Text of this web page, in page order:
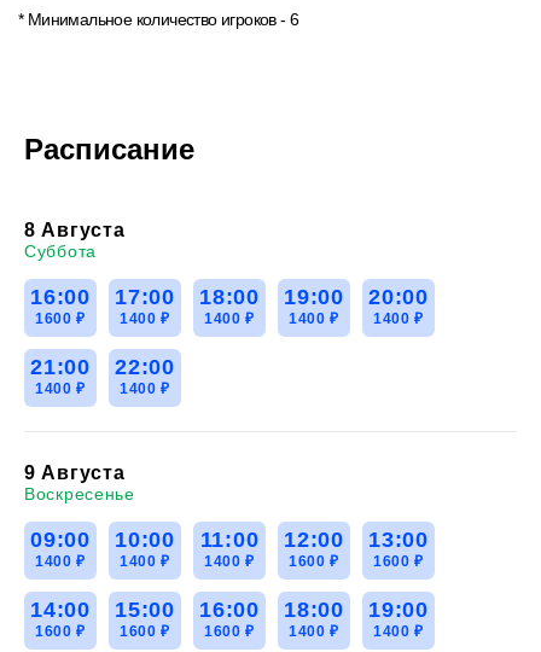
* Минимальное количество игроков - 6
Расписание
8 Августа
Суббота
16:00
1600 ₽
17:00
1400 ₽
18:00
1400 ₽
19:00
1400 ₽
20:00
1400 ₽
21:00
1400 ₽
22:00
1400 ₽
9 Августа
Воскресенье
09:00
1400 ₽
10:00
1400 ₽
11:00
1400 ₽
12:00
1600 ₽
13:00
1600 ₽
14:00
1600 ₽
15:00
1600 ₽
16:00
1600 ₽
18:00
1400 ₽
19:00
1400 ₽